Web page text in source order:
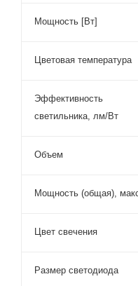
Мощность [Вт]
Цветовая температура
Эффективность
светильника, лм/Вт
Объем
Мощность (общая),
Цвет свечения
Размер светодиода